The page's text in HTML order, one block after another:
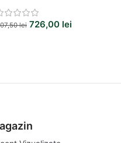
lei 726,00 lei